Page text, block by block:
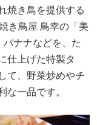
焼き鳥を提供する
き鳥屋 鳥幸の「美
ナナなどを、た
仕上げた特製タ
て、野菜炒めやチ
な一品です。